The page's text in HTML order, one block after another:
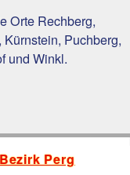
Orte Rechberg,
Puchberg,
und Winkl.
Perg